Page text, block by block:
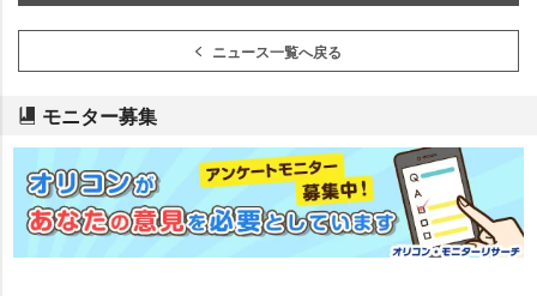
ニュース一覧へ戻る
モニター募集